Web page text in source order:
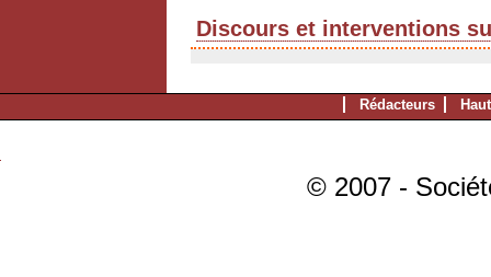
Discours et interventions
Rédacteurs
© 2007 -